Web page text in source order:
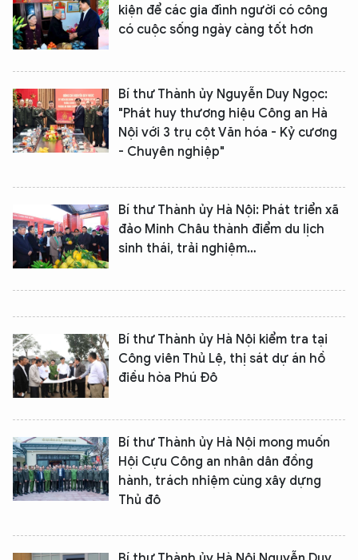
kiện để các gia đình người có công
có cuộc sống ngày càng tốt hơn
Bí thư Thành ủy Nguyễn Duy Ngọc:
"Phát huy thương hiệu Công an Hà
Nội với 3 trụ cột Văn hóa - Kỷ cương
- Chuyên nghiệp"
Bí thư Thành ủy Hà Nội: Phát triển xã
đảo Minh Châu thành điểm du lịch
sinh thái, trải nghiệm…
Bí thư Thành ủy Hà Nội kiểm tra tại
Công viên Thủ Lệ, thị sát dự án hồ
điều hòa Phú Đô
Bí thư Thành ủy Hà Nội mong muốn
Hội Cựu Công an nhân dân đồng
hành, trách nhiệm cùng xây dựng
Thủ đô